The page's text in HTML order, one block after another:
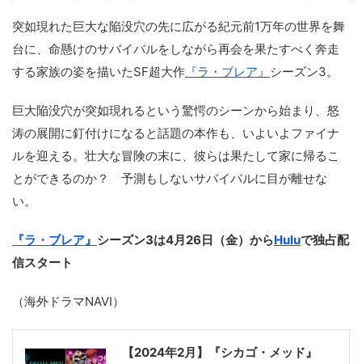
突如現れた巨大な陥没穴の先に広がる紀元前1万年の世界を舞
台に、命懸けのサバイバルをしながら再会を果たすべく奔走
する家族の姿を描いたSF超大作 『ラ・ブレア』 シーズン3。
巨大陥没穴が突如現れるという驚愕のシーンから始まり、怒
涛の展開に釘付けになると話題の本作も、いよいよファイナ
ルを迎える。壮大な冒険の末に、彼らは果たして家に帰るこ
とができるのか？ 予測もしないサバイバルに目が離せな
い。
『ラ・ブレア』 シーズン3は4月26日（金）からHuluで独占配
信スタート
（海外ドラマNAVI）
【2024年2月】『シカゴ・メッド』